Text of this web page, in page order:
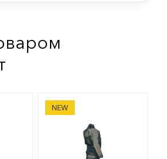
D6 HD Pro Dry
NEW
Гидрокостюм сухой